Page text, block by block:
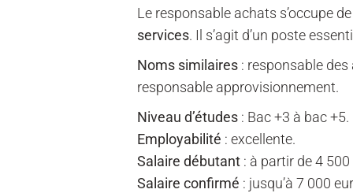
Le responsable achats s’occupe
services. Il s’agit d’un poste
Noms similaires : responsable
responsable approvisionnement.
Niveau d’études : Bac +3 à bac +5.
Employabilité : excellente.
Salaire débutant : à partir de 4
Salaire confirmé : jusqu’à 7 000